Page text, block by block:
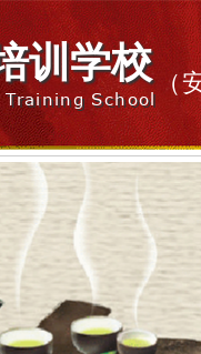
训学校
School
（